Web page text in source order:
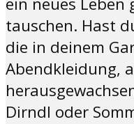
tauschen. Hast
die in deinem
Abendkleidung,
Dirndl oder